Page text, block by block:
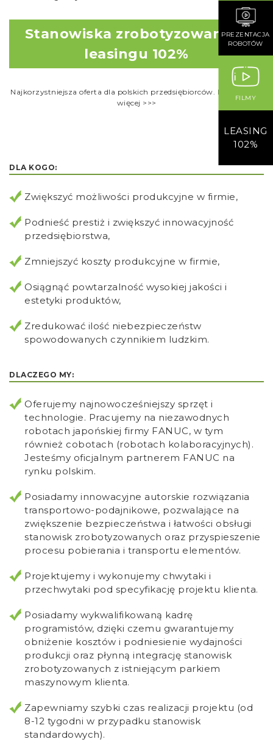
Stanowiska zrobotyzowane w
leasingu 102%
Najkorzystniejsza oferta dla polskich przedsiębiorców. Dowiedz się
więcej >>>
DLA KOGO:
Zwiększyć możliwości produkcyjne w firmie,
Podnieść prestiż i zwiększyć innowacyjność
przedsiębiorstwa,
Zmniejszyć koszty produkcyjne w firmie,
Osiągnąć powtarzalność wysokiej jakości i
estetyki produktów,
Zredukować ilość niebezpieczeństw
spowodowanych czynnikiem ludzkim.
DLACZEGO MY:
Oferujemy najnowocześniejszy sprzęt i
technologie. Pracujemy na niezawodnych
robotach japońskiej firmy FANUC, w tym
również cobotach (robotach kolaboracyjnych).
Jesteśmy oficjalnym partnerem FANUC na
rynku polskim.
Posiadamy innowacyjne autorskie rozwiązania
transportowo-podajnikowe, pozwalające na
zwiększenie bezpieczeństwa i łatwości obsługi
stanowisk zrobotyzowanych oraz przyspieszenie
procesu pobierania i transportu elementów.
Projektujemy i wykonujemy chwytaki i
przechwytaki pod specyfikację projektu klienta.
Posiadamy wykwalifikowaną kadrę
programistów, dzięki czemu gwarantujemy
obniżenie kosztów i podniesienie wydajności
produkcji oraz płynną integrację stanowisk
zrobotyzowanych z istniejącym parkiem
maszynowym klienta.
Zapewniamy szybki czas realizacji projektu (od
8-12 tygodni w przypadku stanowisk
standardowych).
PREZENTACJA
ROBOTÓW
FILMY
LEASING
102%